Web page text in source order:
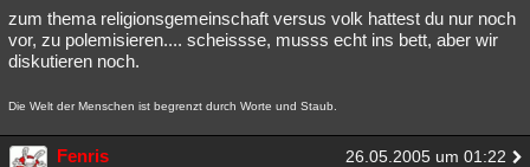
zum thema religionsgemeinschaft versus volk hattest du nur noch
vor, zu polemisieren.... scheissse, musss echt ins bett, aber wir
diskutieren noch.
Die Welt der Menschen ist begrenzt durch Worte und Staub.
Fenris 26.05.2005 um 01:22